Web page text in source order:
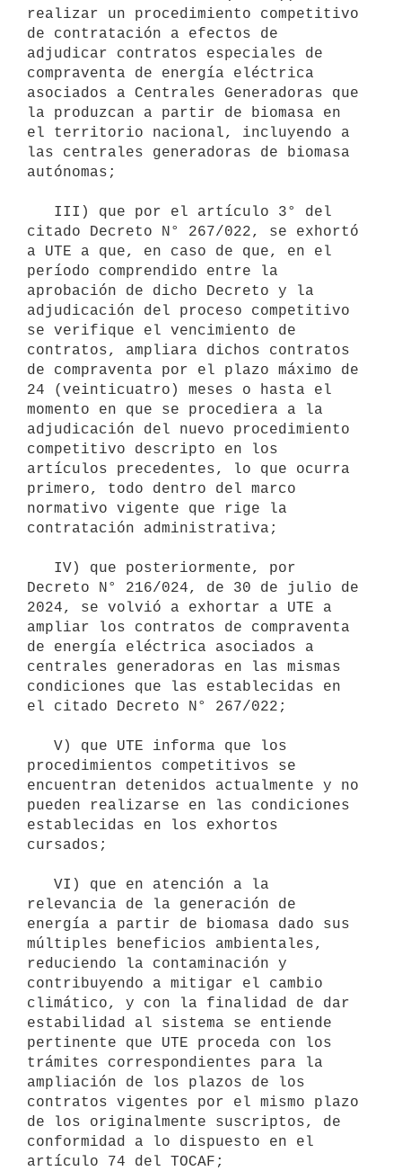
realizar un procedimiento competitivo
de contratación a efectos de
adjudicar contratos especiales de
compraventa de energía eléctrica
asociados a Centrales Generadoras que
la produzcan a partir de biomasa en
el territorio nacional, incluyendo a
las centrales generadoras de biomasa
autónomas;
citado Decreto N° 267/022, se exhortó
a UTE a que, en caso de que, en el
período comprendido entre la
aprobación de dicho Decreto y la
adjudicación del proceso competitivo
se verifique el vencimiento de
contratos, ampliara dichos contratos
de compraventa por el plazo máximo de
24 (veinticuatro) meses o hasta el
momento en que se procediera a la
adjudicación del nuevo procedimiento
competitivo descripto en los
artículos precedentes, lo que ocurra
primero, todo dentro del marco
normativo vigente que rige la
contratación administrativa;
Decreto N° 216/024, de 30 de julio de
2024, se volvió a exhortar a UTE a
ampliar los contratos de compraventa
de energía eléctrica asociados a
centrales generadoras en las mismas
condiciones que las establecidas en
el citado Decreto N° 267/022;
procedimientos competitivos se
encuentran detenidos actualmente y no
pueden realizarse en las condiciones
establecidas en los exhortos
cursados;
relevancia de la generación de
energía a partir de biomasa dado sus
múltiples beneficios ambientales,
reduciendo la contaminación y
contribuyendo a mitigar el cambio
climático, y con la finalidad de dar
estabilidad al sistema se entiende
pertinente que UTE proceda con los
trámites correspondientes para la
ampliación de los plazos de los
contratos vigentes por el mismo plazo
de los originalmente suscriptos, de
conformidad a lo dispuesto en el
artículo 74 del TOCAF;